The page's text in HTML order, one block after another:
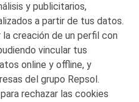
WEB
y publicitarios,
a partir de tus datos.
creación de un perfil con
vincular tus
online y offline, y
del grupo Repsol.
rechazar las cookies